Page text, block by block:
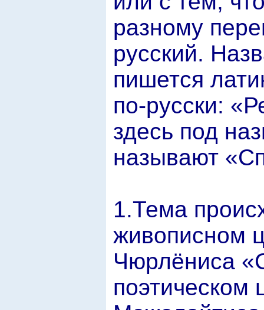
разному
русский.
пишется
по-русски:
здесь под
называют
1.Тема
живописном
Чюрлёниса
поэтическом